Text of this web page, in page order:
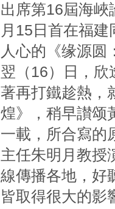
出席第16屆海峽
月15日首在福
人心的《缘源圆
翌（16）日，欣
著再打鐵趁熱，
煌》，稍早讃颂
一載，所合寫的
主任朱明月教授
線傳播各地，好
皆取得很大的影